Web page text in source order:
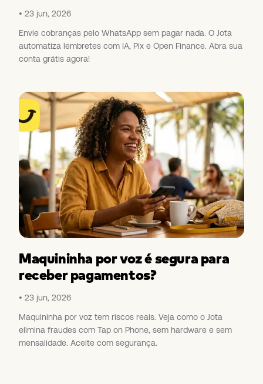
23 jun, 2026
Envie cobranças pelo WhatsApp sem pagar nada. O Jota
automatiza lembretes com IA, Pix e Open Finance. Abra sua
conta grátis agora!
Maquininha por voz é segura para
receber pagamentos?
23 jun, 2026
Maquininha por voz tem riscos reais. Veja como o Jota
elimina fraudes com Tap on Phone, sem hardware e sem
mensalidade. Aceite com segurança.